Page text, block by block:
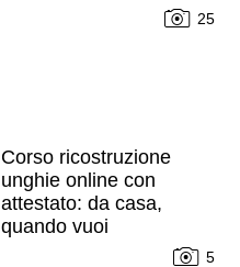
25
Corso ricostruzione
unghie online con
attestato: da casa,
quando vuoi
5